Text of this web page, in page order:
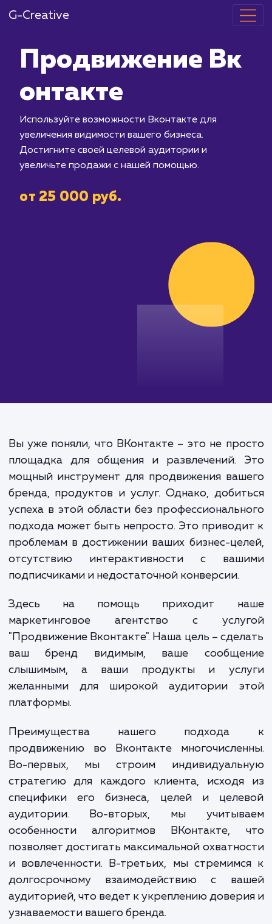
G-Creative
онтакте
Используйте возможности
увеличения видимости вашего
Достигните своей целевой
от 25 000 руб.
Вы уже поняли, что ВКонтакте – это не
площадка для общения и развлечений.
мощный инструмент для продвижения
бренда, продуктов и услуг. Однако,
успеха в этой области без
подхода может быть непросто. Это
проблемам в достижении ваших бизнес-
отсутствию интерактивности с
подписчиками и недостаточной конверсии.
Здесь на помощь приходит
маркетинговое агентство с
"Продвижение Вконтакте". Наша цель –
ваш бренд видимым, ваше
слышимым, а ваши продукты и
желанными для широкой аудитории
платформы.
Преимущества нашего
продвижению во Вконтакте
Во-первых, мы строим
стратегию для каждого клиента,
специфики его бизнеса, целей и
аудитории. Во-вторых, мы